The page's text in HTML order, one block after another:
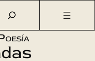
Literatura
III Jornadas
Andrés Bello